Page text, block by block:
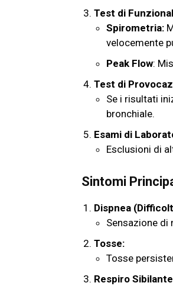
Test di
Spirometria:
velocemente
Peak Flow:
Test di
Se i risultati
bronchiale.
Esami di
Esclusioni di
Sintomi
Dispnea
Sensazione di
Tosse:
Tosse
Respiro